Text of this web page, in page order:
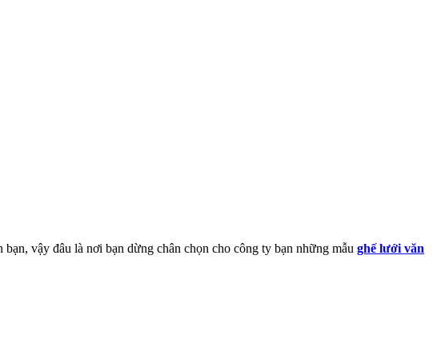
vậy đâu là nơi bạn dừng chân chọn cho công ty bạn những mẫu ghế lưới văn